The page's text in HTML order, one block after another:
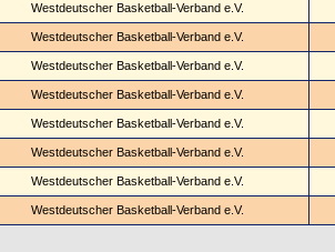
Westdeutscher Basketball-Verband e.V.
Westdeutscher Basketball-Verband e.V.
Westdeutscher Basketball-Verband e.V.
Westdeutscher Basketball-Verband e.V.
Westdeutscher Basketball-Verband e.V.
Westdeutscher Basketball-Verband e.V.
Westdeutscher Basketball-Verband e.V.
Westdeutscher Basketball-Verband e.V.